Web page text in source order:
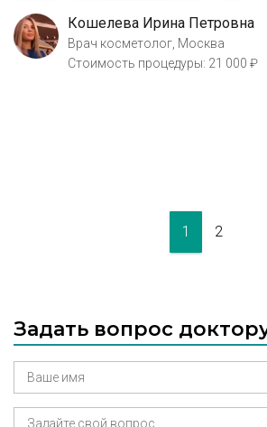
Кошелева Ирина Петровна
Врач косметолог, Москва
Стоимость процедуры: 21 000 ₽
1 2
Задать вопрос